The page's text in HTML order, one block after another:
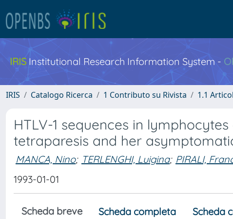
IRIS Institutional Research Information System -
IRIS Catalogo Ricerca 1 Contributo su Rivista 1.1
HTLV-1 sequences in
tetraparesis and her
MANCA, Nino; TERLENGHI, Luigina; PIRALI,
1993-01-01
Scheda breve Scheda completa Scheda